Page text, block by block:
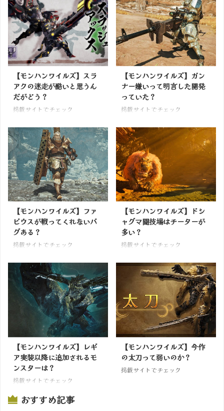
【モンハンワイルズ】スラ
アクの迷走が酷いと思うん
だがどう？
掲載サイトでチェック
【モンハンワイルズ】ガン
ナー嫌いって明言した開発
っていた？
掲載サイトでチェック
【モンハンワイルズ】ファ
ビウスが戦ってくれないバ
グある？
掲載サイトでチェック
【モンハンワイルズ】ドシ
ャグマ闘技場はチーターが
多い？
掲載サイトでチェック
【モンハンワイルズ】レギ
ア実装以降に追加されるモ
ンスターは？
掲載サイトでチェック
【モンハンワイルズ】今作
の太刀って弱いのか？
掲載サイトでチェック
おすすめ記事